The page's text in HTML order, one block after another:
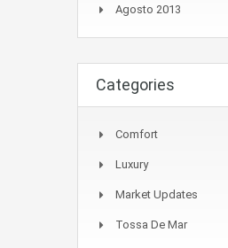
Agosto 2013
Categories
Comfort
Luxury
Market Updates
Tossa De Mar